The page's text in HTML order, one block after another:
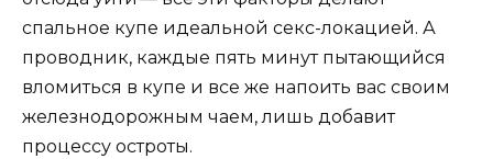
спальное купе идеальной секс-локацией. А
проводник, каждые пять минут пытающийся
вломиться в купе и все же напоить вас своим
железнодорожным чаем, лишь добавит
процессу остроты.